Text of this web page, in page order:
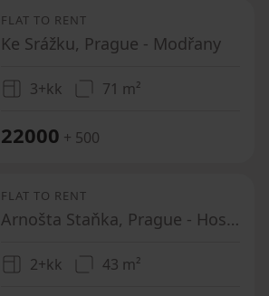
FLAT TO RENT
Ke Srážku, Prague - Modřany
3+kk 71 m²
22000 + 500
FLAT TO RENT
Arnošta Staňka, Prague - Hostivař
2+kk 43 m²